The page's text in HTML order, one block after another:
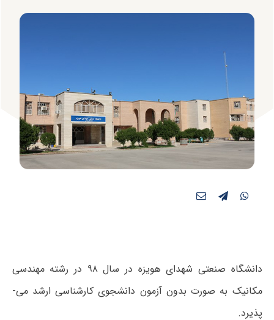
دانشگاه صنعتی شهدای هویزه در سال ۹۸ در رشته مهندسی
مکانیک به صورت بدون آزمون دانشجوی کارشناسی ارشد می­
پذیرد.